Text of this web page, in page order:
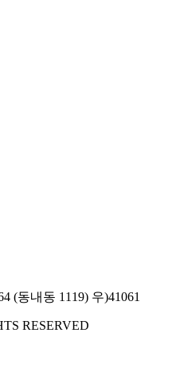
(동내동 1119) 우)41061
RESERVED